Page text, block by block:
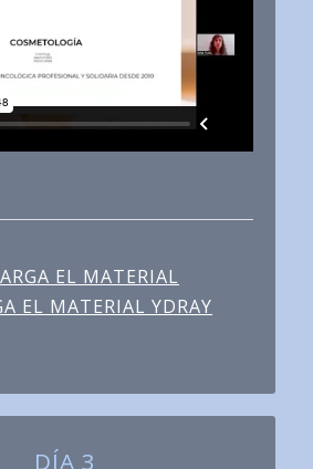
EL MATERIAL
EL MATERIAL YDRAY
DÍA 3